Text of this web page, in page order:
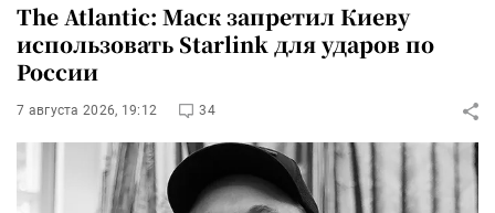
The Atlantic: Маск запретил Киеву
использовать Starlink для ударов по
России
7 августа 2026, 19:12 34